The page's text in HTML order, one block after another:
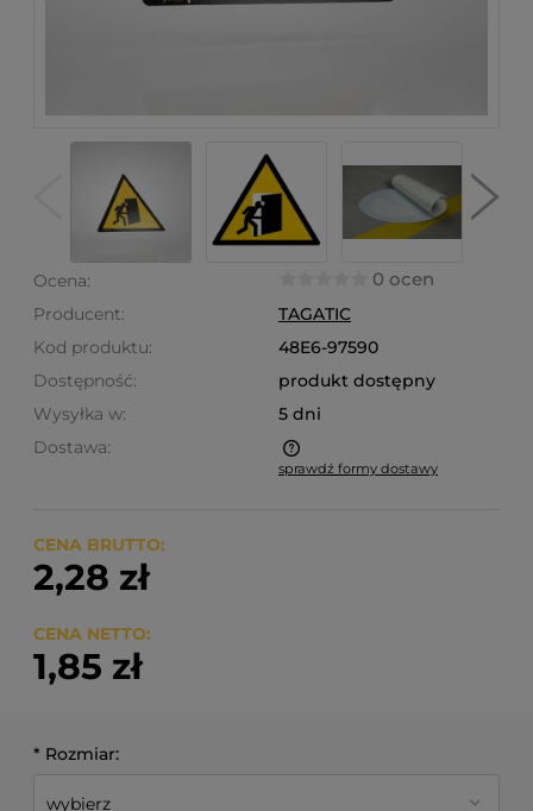
Ocena: 0 ocen
Producent:
TAGATIC
Kod produktu:
48E6-97590
Dostępność:
produkt dostępny
Wysyłka w:
5 dni
Dostawa:
Cena nie zawiera ewentualnych kosztów płatności
sprawdź formy dostawy
CENA BRUTTO:
2,28 zł
CENA NETTO:
1,85 zł
* Rozmiar: